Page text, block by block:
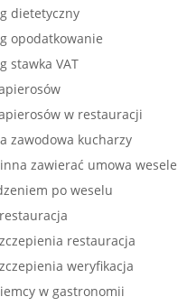
dietetyczny
opodatkowanie
stawka VAT
w restauracji
zawodowa kucharzy
zawierać umowa wesele
po weselu
restauracja
weryfikacja
w gastronomii